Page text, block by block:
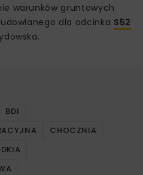
warunków gruntowych
dla odcinka S52
BDI
CHOCZNIA